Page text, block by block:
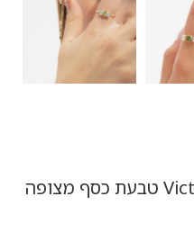
Victoria Cruz A4469-14DA טבעת כסף מצופה